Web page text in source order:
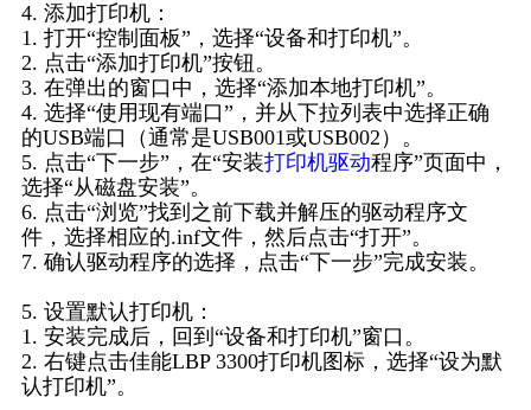
4. 添加打印机：
1. 打开“控制面板”，选择“设备和打印机”。
2. 点击“添加打印机”按钮。
3. 在弹出的窗口中，选择“添加本地打印机”。
4. 选择“使用现有端口”，并从下拉列表中选择正确
的USB端口（通常是USB001或USB002）。
5. 点击“下一步”，在“安装打印机驱动程序”页面中，
选择“从磁盘安装”。
6. 点击“浏览”找到之前下载并解压的驱动程序文
件，选择相应的.inf文件，然后点击“打开”。
7. 确认驱动程序的选择，点击“下一步”完成安装。
5. 设置默认打印机：
1. 安装完成后，回到“设备和打印机”窗口。
2. 右键点击佳能LBP 3300打印机图标，选择“设为默
认打印机”。